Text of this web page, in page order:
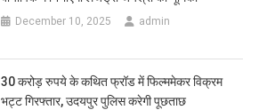
December 10, 2025 admin
30 करोड़ रुपये के कथित फ्रॉड में फिल्ममेकर विक्रम
भट्ट गिरफ्तार, उदयपुर पुलिस करेगी पूछताछ